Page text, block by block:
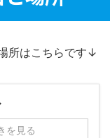
所はこちらです↓
を見る